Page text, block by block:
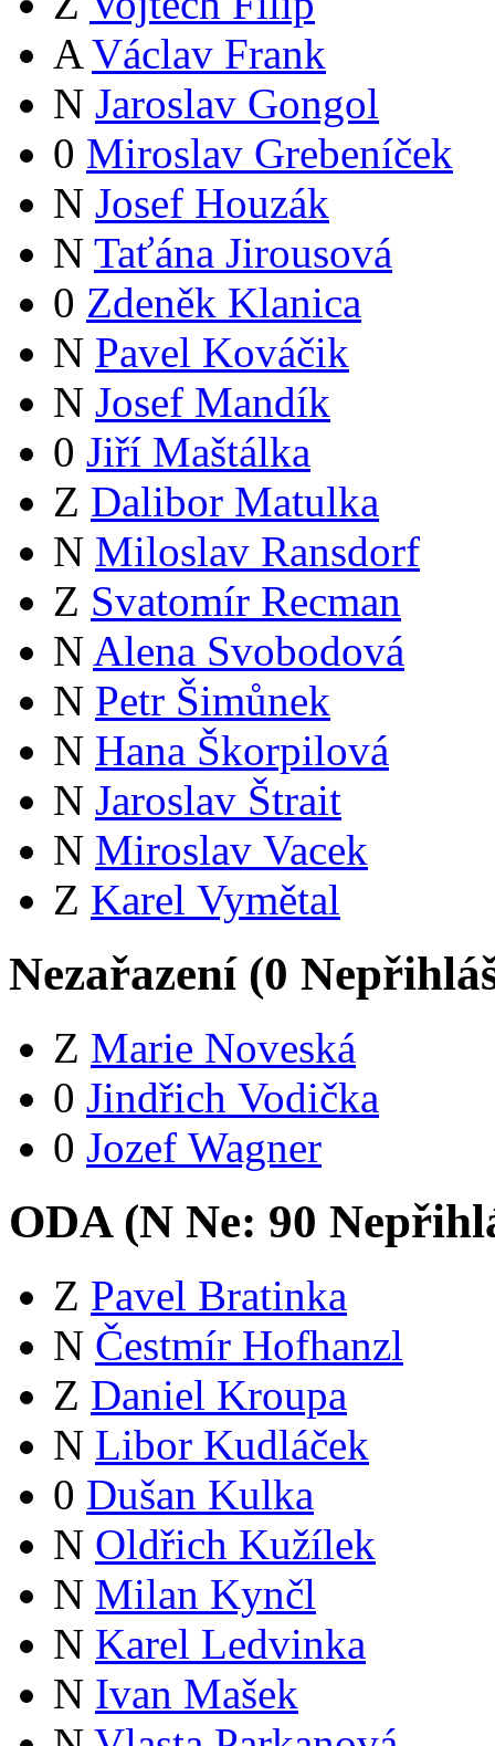
A Václav Frank
N Jaroslav Gongol
0 Miroslav Grebeníček
N Josef Houzák
N Taťána Jirousová
0 Zdeněk Klanica
N Pavel Kováčik
N Josef Mandík
0 Jiří Maštálka
Z Dalibor Matulka
N Miloslav Ransdorf
Z Svatomír Recman
N Alena Svobodová
N Petr Šimůnek
N Hana Škorpilová
N Jaroslav Štrait
N Miroslav Vacek
Z Karel Vymětal
Nezařazení (0
Z Marie Noveská
0 Jindřich Vodička
0 Jozef Wagner
ODA (N Ne: 90
Z Pavel Bratinka
N Čestmír Hofhanzl
Z Daniel Kroupa
N Libor Kudláček
0 Dušan Kulka
N Oldřich Kužílek
N Milan Kynčl
N Karel Ledvinka
N Ivan Mašek